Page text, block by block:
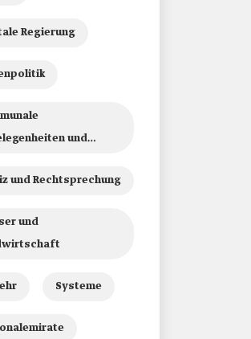
Regierung
und
und Rechtsprechung
und
Systeme